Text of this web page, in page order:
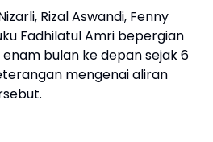
Rizal Aswandi, Fenny
Fadhilatul Amri bepergian
bulan ke depan sejak 6
mengenai aliran